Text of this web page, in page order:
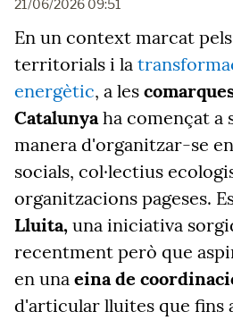
21/06/2026 09:51
En un context marcat
territorials i la
energètic, a les
Catalunyaha començat a
manera d'organitzar-se
socials, col·lectius
organitzacions pageses.
Lluita, una iniciativa
recentment però que
en una eina de
d'articular lluites que fins